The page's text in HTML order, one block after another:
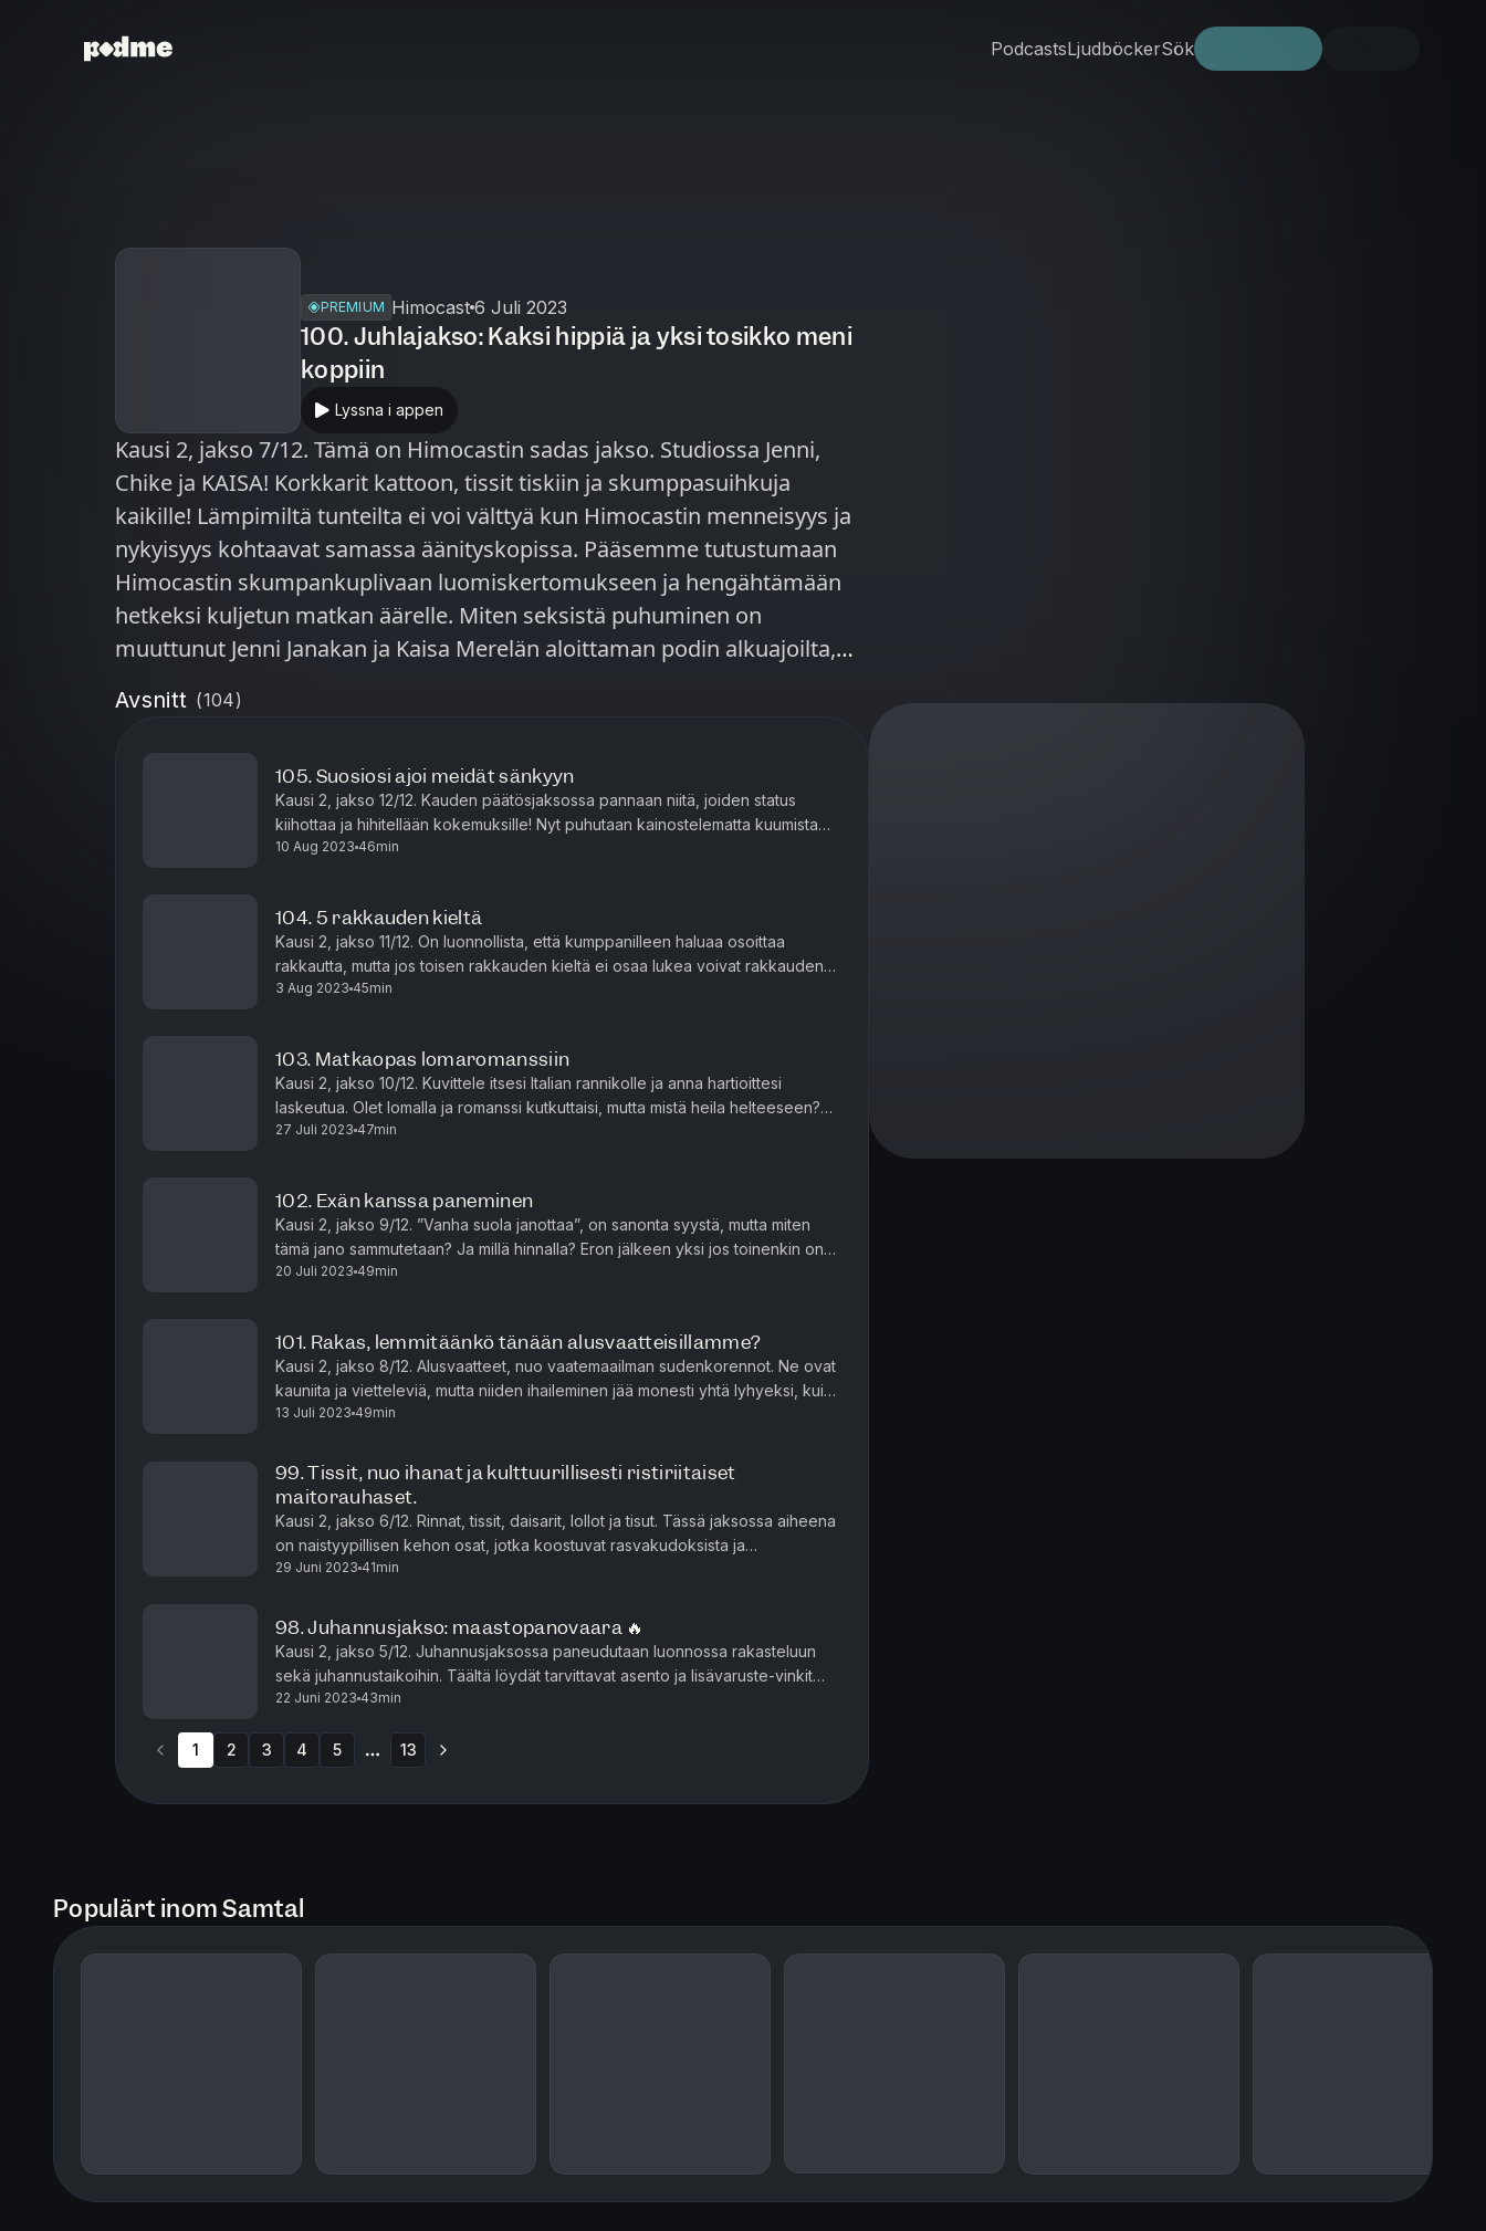
PodcastsLjudböckerSök
PREMIUM Himocast 6 Juli 2023
100. Juhlajakso: Kaksi hippiä ja yksi tosikko meni
koppiin
Lyssna i appen
Kausi 2, jakso 7/12. Tämä on Himocastin sadas jakso. Studiossa Jenni,
Chike ja KAISA! Korkkarit kattoon, tissit tiskiin ja skumppasuihkuja
kaikille! Lämpimiltä tunteilta ei voi välttyä kun Himocastin menneisyys ja
nykyisyys kohtaavat samassa äänityskopissa. Pääsemme tutustumaan
Himocastin skumpankuplivaan luomiskertomukseen ja hengähtämään
hetkeksi kuljetun matkan äärelle. Miten seksistä puhuminen on
muuttunut Jenni Janakan ja Kaisa Merelän aloittaman podin alkuajoilta,
varrelta? Juhlajaksoa värittävät kuuntelijoiden kysymykset. Seuraa meitä
Instagramissa @himocast. Siellä jatkuu keskustelut jaksojen aiheista.
Panemisiin! Jakso on tuotettu yksinoikeudella Podmelle.
Avsnitt (104)
105. Suosiosi ajoi meidät sänkyyn
Kausi 2, jakso 12/12. Kauden päätösjaksossa pannaan niitä, joiden status
kiihottaa ja hihitellään kokemuksille! Nyt puhutaan kainostelematta kuumista
ihmisistä, joiden perään kokonaiset kaveriporukat ...
10 Aug 2023 46min
104. 5 rakkauden kieltä
Kausi 2, jakso 11/12. On luonnollista, että kumppanilleen haluaa osoittaa
rakkautta, mutta jos toisen rakkauden kieltä ei osaa lukea voivat rakkauden
viestit mennä ristiin. Jennille tärkeintä on läsnä...
3 Aug 2023 45min
103. Matkaopas lomaromanssiin
Kausi 2, jakso 10/12. Kuvittele itsesi Italian rannikolle ja anna hartioittesi
laskeutua. Olet lomalla ja romanssi kutkuttaisi, mutta mistä heila helteeseen?
Jenni, lomaromanssien ekspertti, tarjoaa s...
27 Juli 2023 47min
102. Exän kanssa paneminen
Kausi 2, jakso 9/12. ”Vanha suola janottaa”, on sanonta syystä, mutta miten
tämä jano sammutetaan? Ja millä hinnalla? Eron jälkeen yksi jos toinenkin on
yllättäen havahtunut exänsä alta. Ja jos eron j...
20 Juli 2023 49min
101. Rakas, lemmitäänkö tänään alusvaatteisillamme?
Kausi 2, jakso 8/12. Alusvaatteet, nuo vaatemaailman sudenkorennot. Ne ovat
kauniita ja vietteleviä, mutta niiden ihaileminen jää monesti yhtä lyhyeksi, kuin
stringien lento lantiolta lattialle. Tänää...
13 Juli 2023 49min
99. Tissit, nuo ihanat ja kulttuurillisesti ristiriitaiset
maitorauhaset.
Kausi 2, jakso 6/12. Rinnat, tissit, daisarit, lollot ja tisut. Tässä jaksossa aiheena
on naistyypillisen kehon osat, jotka koostuvat rasvakudoksista ja
maitorauhasista. Läpi historian rintoihin on li...
29 Juni 2023 41min
98. Juhannusjakso: maastopanovaara 🔥
Kausi 2, jakso 5/12. Juhannusjaksossa paneudutaan luonnossa rakasteluun
sekä juhannustaikoihin. Täältä löydät tarvittavat asento ja lisävaruste-vinkit
onnistuneeseen maastopanoon. Mikäli sinulta puutt...
22 Juni 2023 43min
1 2 3 4 5 13
Populärt inom Samtal